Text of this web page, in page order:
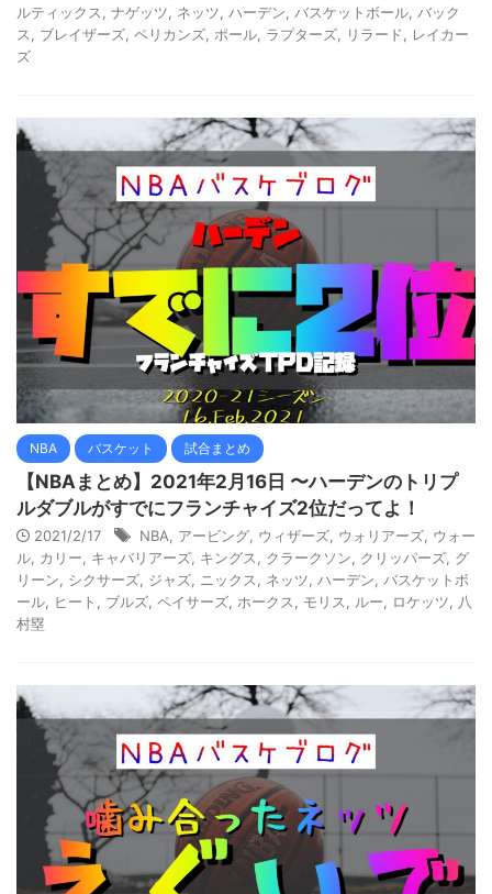
ルティックス
ナゲッツ ネッツ ハーデン バスケットボール バック
ス
ブレイザーズ ペリカンズ ポール ラプターズ リラード
レイカー
ズ
NBA バスケット 試合まとめ
【NBAまとめ】2021年2月16日 〜ハーデンのトリプ
ルダブルがすでにフランチャイズ2位だってよ！
2021/2/17 NBA, アービング, ウィザーズ, ウォリアーズ, ウォー
ル, カリー, キャバリアーズ, キングス, クラークソン, クリッパーズ, グ
リーン, シクサーズ, ジャズ, ニックス, ネッツ, ハーデン, バスケットボ
ール, ヒート , ブルズ, ペイサーズ, ホークス, モリス, ルー, ロケッツ, 八
村塁